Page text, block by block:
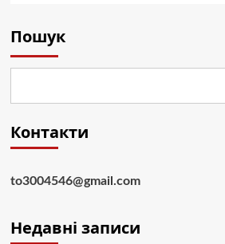
Пошук
Контакти
to3004546@gmail.com
Недавні записи